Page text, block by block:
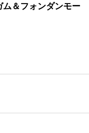
＆フォンダンモー